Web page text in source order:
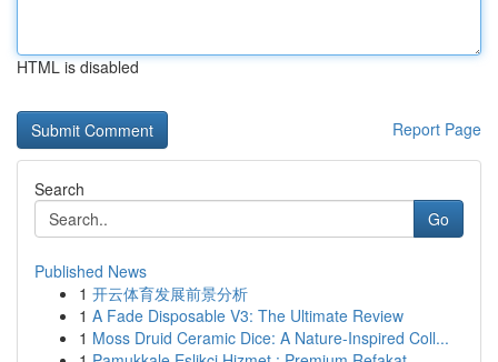
HTML is disabled
Report Page
Search
Go
Published News
1 开云体育发展前景分析
1 A Fade Disposable V3: The Ultimate Review
1 Moss Druid Ceramic Dice: A Nature-Inspired Coll...